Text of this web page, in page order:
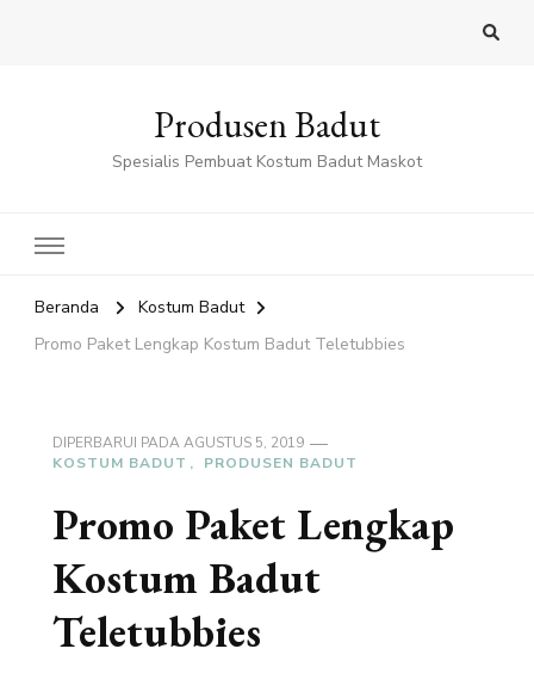
Produsen Badut
Spesialis Pembuat Kostum Badut Maskot
Beranda
Kostum Badut
Promo Paket Lengkap Kostum Badut Teletubbies
DIPERBARUI PADAAGUSTUS 5, 2019
KOSTUM BADUT
PRODUSEN BADUT
Promo Paket Lengkap
Kostum Badut
Teletubbies